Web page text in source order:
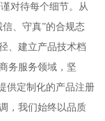
对待每个细节。从
、守真”的合规态
、建立产品技术档
务服务领域，坚
供定制化的产品注册
，我们始终以品质